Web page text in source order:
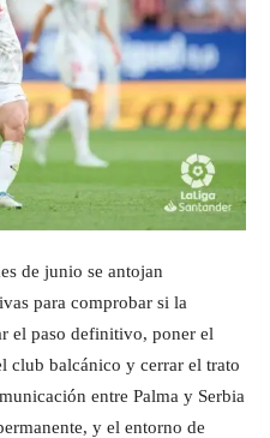
de junio se antojan
para comprobar si la
el paso definitivo, poner el
club balcánico y cerrar el trato
entre Palma y Serbia
y el entorno de